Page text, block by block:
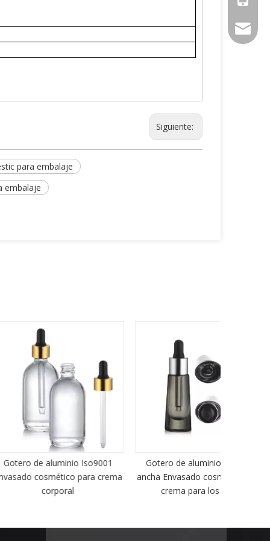
Siguiente:
para embalaje
embalaje
Iso9001
para crema
Gotero de aluminio de boca
ancha Envasado cosmético para
crema para los ojos